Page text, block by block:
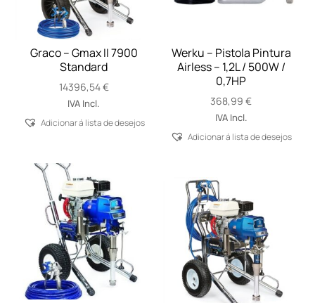
Graco – Gmax II 7900
Standard
14396,54€
IVA Incl.
Adicionar á lista de desejos
Werku – Pistola Pintura
Airless – 1,2L / 500W /
0,7HP
368,99€
IVA Incl.
Adicionar á lista de desejos